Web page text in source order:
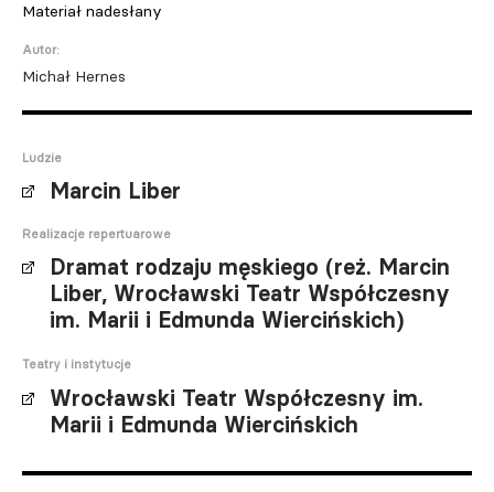
Materiał nadesłany
Autor:
Michał Hernes
Ludzie
Marcin Liber
Realizacje repertuarowe
Dramat rodzaju męskiego (reż. Marcin
Liber, Wrocławski Teatr Współczesny
im. Marii i Edmunda Wiercińskich)
Teatry i instytucje
Wrocławski Teatr Współczesny im.
Marii i Edmunda Wiercińskich